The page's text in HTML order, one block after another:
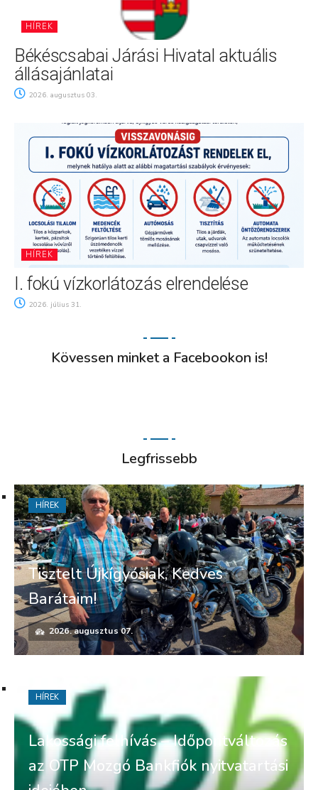
HÍREK
Békéscsabai Járási Hivatal aktuális
állásajánlatai
2026. augusztus 03.
HÍREK
I. fokú vízkorlátozás elrendelése
2026. július 31.
Kövessen minket a Facebookon is!
Legfrissebb
Tisztelt Újkígyósiak, Kedves
Barátaim!
2026. augusztus 07.
HÍREK
Lakossági felhívás – Időpontváltozás
az OTP Mozgó Bankfiók nyitvatartási
HÍREK